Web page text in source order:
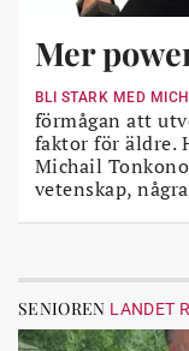
Mer
BLI STARK MED
förmågan att
faktor för äldre.
Michail
vetenskap,
SENIOREN LANDET